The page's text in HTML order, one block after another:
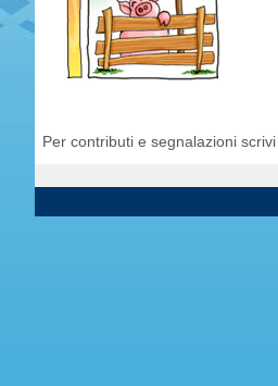
Per contributi e segnalazioni scrivi